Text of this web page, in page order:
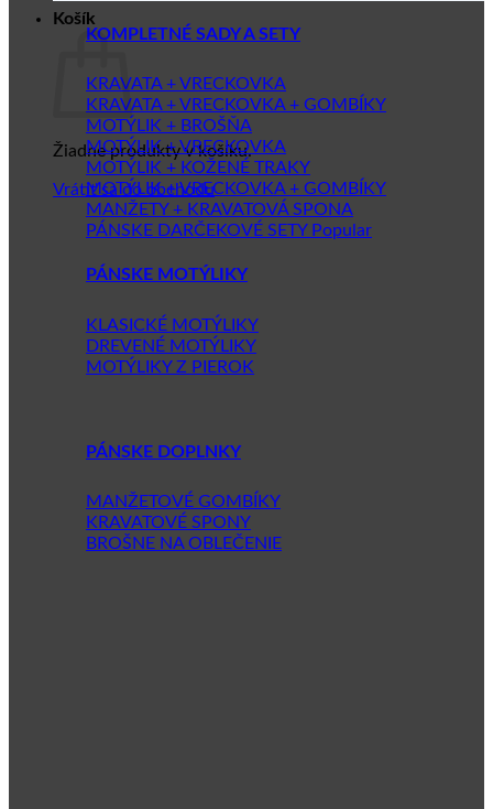
Košík
Žiadne produkty v košíku.
Vrátiť sa do obchodu
KOMPLETNÉ SADY A SETY
KRAVATA + VRECKOVKA
KRAVATA + VRECKOVKA + GOMBÍKY
MOTÝLIK + BROŠŇA
MOTÝLIK + VRECKOVKA
MOTÝLIK + KOŽENÉ TRAKY
MOTÝLIK + VRECKOVKA + GOMBÍKY
MANŽETY + KRAVATOVÁ SPONA
PÁNSKE DARČEKOVÉ SETY
PÁNSKE MOTÝLIKY
KLASICKÉ MOTÝLIKY
DREVENÉ MOTÝLIKY
MOTÝLIKY Z PIEROK
PÁNSKE DOPLNKY
MANŽETOVÉ GOMBÍKY
KRAVATOVÉ SPONY
BROŠNE NA OBLEČENIE